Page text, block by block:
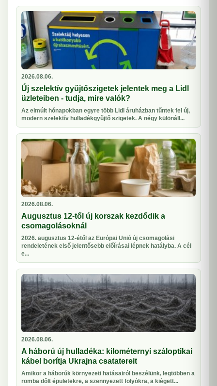
2026.08.06.
Új szelektív gyűjtőszigetek jelentek meg a Lidl
üzleteiben - tudja, mire valók?
Az elmúlt hónapokban egyre több Lidl áruházban tűntek fel új,
modern szelektív hulladékgyűjtő szigetek. A négy különáll...
2026.08.06.
Augusztus 12-től új korszak kezdődik a
csomagolásoknál
2026. augusztus 12-étől az Európai Unió új csomagolási
rendeletének első jelentősebb előírásai lépnek hatályba. A cél
e...
2026.08.06.
A háború új hulladéka: kilométernyi száloptikai
kábel borítja Ukrajna csatatereit
Amikor a háborúk környezeti hatásairól beszélünk, legtöbben a
romba dőlt épületekre, a szennyezett folyókra, a kiégett...